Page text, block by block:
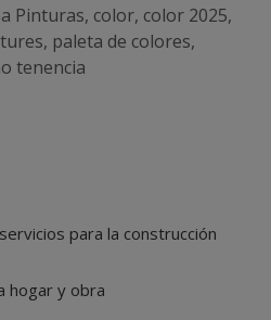
Pinturas, color, color 2025,
, paleta de colores,
tenencia